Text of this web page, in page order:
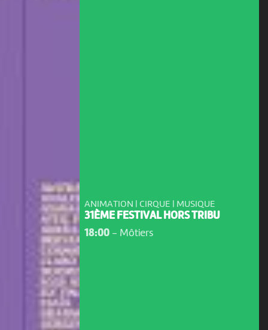
ANIMATION | CIRQUE | MUSIQUE
31ÈME FESTIVAL HORS TRIBU
18:00- Môtiers